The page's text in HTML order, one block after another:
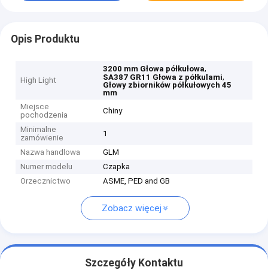
Opis Produktu
High Light
3200 mm Głowa półkułowa,
SA387 GR11 Głowa z półkulami,
Głowy zbiorników półkułowych 45
mm
Miejsce
pochodzenia
Chiny
Minimalne
zamówienie
1
Nazwa handlowa
GLM
Numer modelu
Czapka
Orzecznictwo
ASME, PED and GB
Zobacz więcej
Szczegóły Kontaktu